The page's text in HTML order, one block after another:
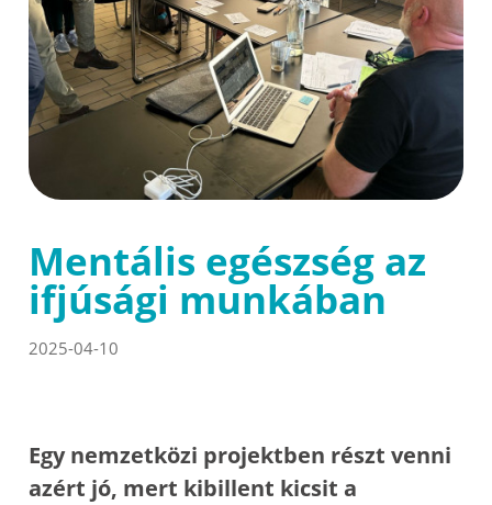
Mentális egészség az
ifjúsági munkában
2025-04-10
Egy nemzetközi projektben részt venni
azért jó, mert kibillent kicsit a